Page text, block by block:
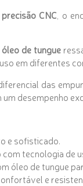
CNC , o
de tungue
uso em diferentes
das
desempenho
e sofisticado.
tecnologia de
óleo de tungue
e